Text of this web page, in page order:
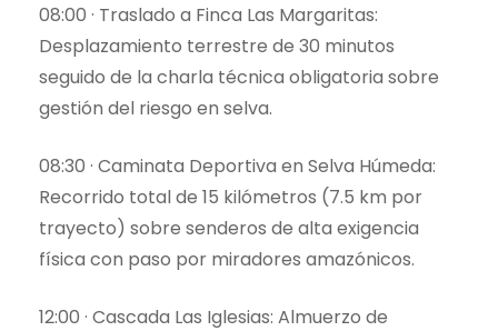
08:00 · Traslado a Finca Las Margaritas:
Desplazamiento terrestre de 30 minutos
seguido de la charla técnica obligatoria sobre
gestión del riesgo en selva.
08:30 · Caminata Deportiva en Selva Húmeda:
Recorrido total de 15 kilómetros (7.5 km por
trayecto) sobre senderos de alta exigencia
física con paso por miradores amazónicos.
12:00 · Cascada Las Iglesias: Almuerzo de